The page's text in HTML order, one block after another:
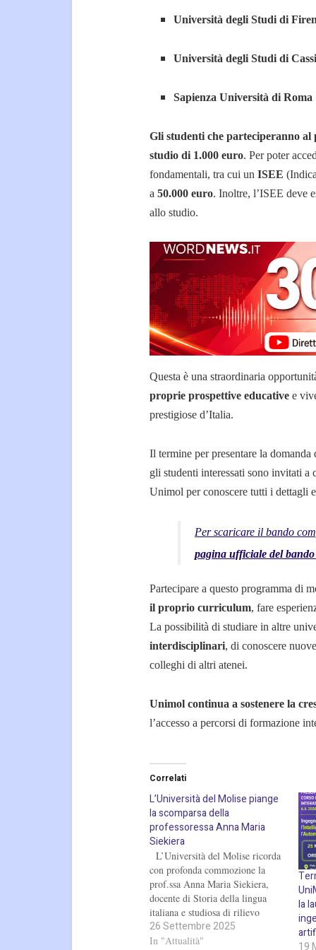
Università degli Studi di
Università degli Studi di
Sapienza Università di Roma
Gli studenti che parteciperanno
studio di 1.000 euro. Per poter
fondamentali, tra cui un ISEE
a 50.000 euro. Inoltre, l’ISEE deve
allo studio.
Questa è una straordinaria
proprie prospettive educative e
prestigiose d’Italia.
Il termine per presentare la
gli studenti interessati sono invitati a
Unimol per conoscere tutti i dettagli
Per scaricare il bando
pagina ufficiale del
Partecipare a questo programma di
il proprio curriculum, fare
La possibilità di studiare in altre
interdisciplinari, di conoscere
colleghi di altri atenei.
Unimol continua a sostenere la
l’accesso a percorsi di formazione
Correlati
L’Università del Molise piange
la scomparsa della
professoressa Anna Maria
Siekiera
L’Università del Molise ricorda
con profonda commozione la
prof.ssa Anna Maria Siekiera,
docente di Storia della lingua
italiana e studiosa di rilievo
internazionale. Il Rettore, il
Senato Accademico e l’intera
26 Settembre 2025
In "Attualità"
la
19